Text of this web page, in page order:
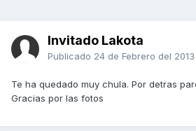
Invitado Lakota
Publicado 24 de Febrero del 2013
Te ha quedado muy chula. Por detras
Gracias por las fotos